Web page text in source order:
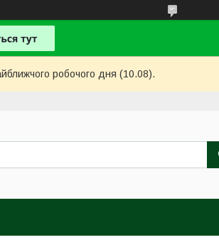
робочого дня (10.08).